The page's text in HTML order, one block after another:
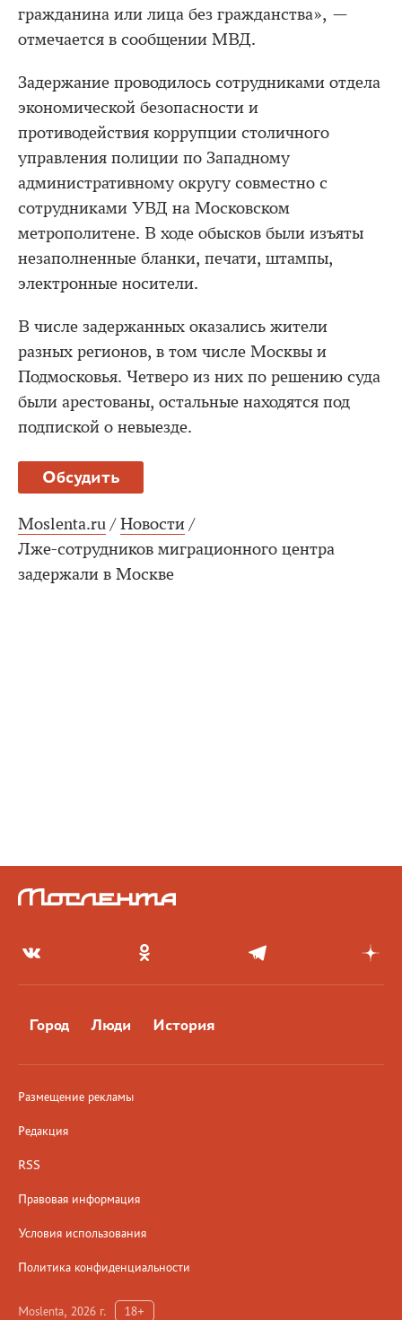
гражданина или лица без гражданства», —
отмечается в сообщении МВД.
Задержание проводилось сотрудниками отдела
экономической безопасности и
противодействия коррупции столичного
управления полиции по Западному
административному округу совместно с
сотрудниками УВД на Московском
метрополитене. В ходе обысков были изъяты
незаполненные бланки, печати, штампы,
электронные носители.
В числе задержанных оказались жители
разных регионов, в том числе Москвы и
Подмосковья. Четверо из них по решению суда
были арестованы, остальные находятся под
подпиской о невыезде.
Обсудить
Moslenta.ru / Новости /
Лже-сотрудников миграционного центра
задержали в Москве
Город Люди История
Размещение рекламы
Редакция
RSS
Правовая информация
Условия использования
Политика конфиденциальности
Moslenta, 2026 г. 18+